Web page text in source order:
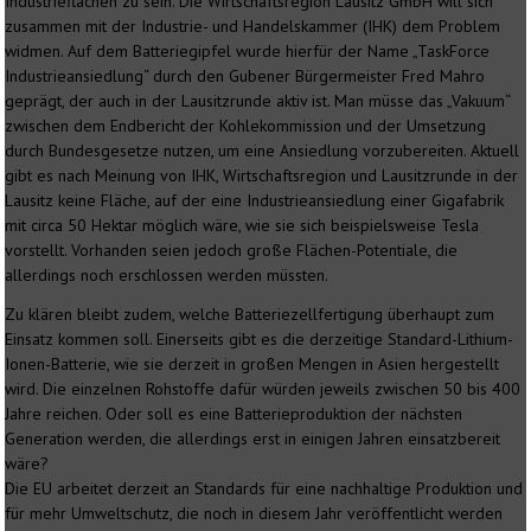
zusammen mit der Industrie- und Handelskammer (IHK) dem Problem
widmen. Auf dem Batteriegipfel wurde hierfür der Name „TaskForce
Industrieansiedlung“ durch den Gubener Bürgermeister Fred Mahro
geprägt, der auch in der Lausitzrunde aktiv ist. Man müsse das „Vakuum“
zwischen dem Endbericht der Kohlekommission und der Umsetzung
durch Bundesgesetze nutzen, um eine Ansiedlung vorzubereiten. Aktuell
gibt es nach Meinung von IHK, Wirtschaftsregion und Lausitzrunde in der
Lausitz keine Fläche, auf der eine Industrieansiedlung einer Gigafabrik
mit circa 50 Hektar möglich wäre, wie sie sich beispielsweise Tesla
vorstellt. Vorhanden seien jedoch große Flächen-Potentiale, die
allerdings noch erschlossen werden müssten.
Zu klären bleibt zudem, welche Batteriezellfertigung überhaupt zum
Einsatz kommen soll. Einerseits gibt es die derzeitige Standard-Lithium-
Ionen-Batterie, wie sie derzeit in großen Mengen in Asien hergestellt
wird. Die einzelnen Rohstoffe dafür würden jeweils zwischen 50 bis 400
Jahre reichen. Oder soll es eine Batterieproduktion der nächsten
Generation werden, die allerdings erst in einigen Jahren einsatzbereit
wäre?
Die EU arbeitet derzeit an Standards für eine nachhaltige Produktion und
für mehr Umweltschutz, die noch in diesem Jahr veröffentlicht werden